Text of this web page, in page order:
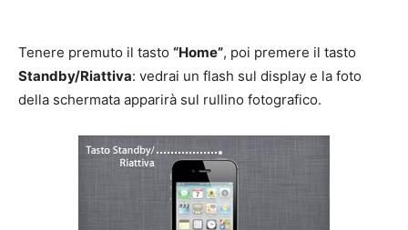
Tenere premuto il tasto “Home”, poi premere il tasto
Standby/Riattiva: vedrai un flash sul display e la foto
della schermata apparirà sul rullino fotografico.